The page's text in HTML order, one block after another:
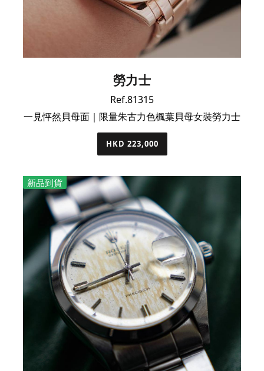
勞力士
Ref.81315
一見怦然貝母面｜限量朱古力色楓葉貝母女裝勞力士
HKD 223,000
新品到貨